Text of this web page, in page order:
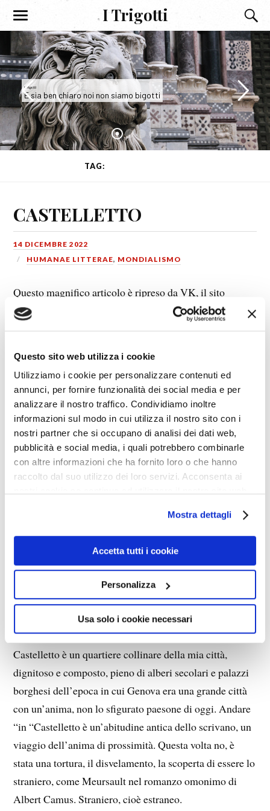
Questo sito web utilizza i cookie
Utilizziamo i cookie per personalizzare contenuti ed
annunci, per fornire funzionalità dei social media e per
analizzare il nostro traffico. Condividiamo inoltre
informazioni sul modo in cui utilizza il nostro sito con i
nostri partner che si occupano di analisi dei dati web,
pubblicità e social media, i quali potrebbero combinarle
con altre informazioni che ha fornito loro o che hanno
raccolto dal suo utilizzo dei loro servizi. Acconsenta ai
Mostra dettagli
Accetta tutti i cookie
Personalizza
Usa solo i cookie necessari
I Trigotti
I Trigotti
E sia ben chiaro noi non siamo bigotti
TAG:
CASTELLETTO
14 DICEMBRE 2022
HUMANAE LITTERAE, MONDIALISMO
Questo magnifico articolo è ripreso da VK, il sito
onesto, senza censura e (dis)informazione di regime:
di Roberto PECCHIOLI
Quando mi sarò deciso d’andarci, in paradiso ci andrò
con l’ascensore di Castelletto, nelle ore notturne,
rubando un poco di tempo al mio riposo. Sono versi di
Giorgio Caproni, poeta livornese, genovese d’elezione.
Castelletto è un quartiere collinare della mia città,
dignitoso e composto, pieno di alberi secolari e palazzi
borghesi dell’epoca in cui Genova era una grande città
con un’anima, non lo sfigurato paesone di oggi. Andare
“in “Castelletto è un’abitudine antica dello scrivano, un
viaggio dell’anima di prossimità. Questa volta no, è
stata una tortura, il disvelamento, la scoperta di essere lo
straniero, come Meursault nel romanzo omonimo di
Albert Camus. Straniero, cioè estraneo.